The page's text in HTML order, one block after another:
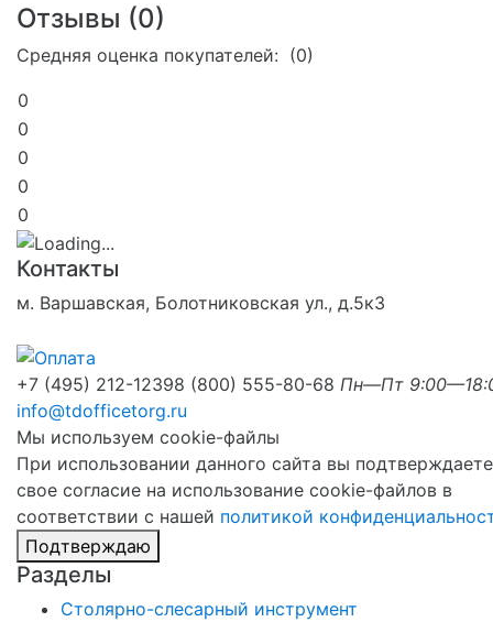
Отзывы (0)
Средняя оценка покупателей: (0)
0
0
0
0
0
Контакты
м. Варшавская, Болотниковская ул., д.5к3
+7 (495) 212-12398 (800) 555-80-68 Пн—Пт
info@tdofficetorg.ru
Мы используем cookie-файлы
При использовании данного сайта вы подтверждаете
свое согласие на использование cookie-файлов в
соответствии с нашей политикой
Подтверждаю
Разделы
Столярно-слесарный инструмент